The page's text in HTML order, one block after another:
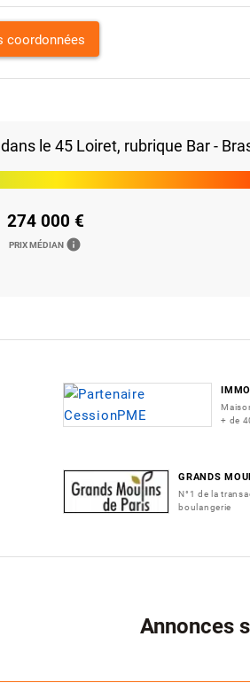
coordonnées
le 45 Loiret, rubrique Bar -
274 000 €
PRIX MÉDIAN info
+ de
GRANDS
N°1 de la
boulangerie
Annonces